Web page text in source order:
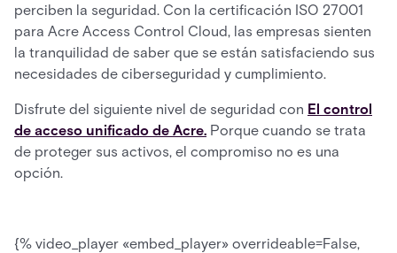
perciben la seguridad. Con la certificación ISO 27001
para Acre Access Control Cloud, las empresas sienten
la tranquilidad de saber que se están satisfaciendo sus
necesidades de ciberseguridad y cumplimiento.
Disfrute del siguiente nivel de seguridad con El control
de acceso unificado de Acre. Porque cuando se trata
de proteger sus activos, el compromiso no es una
opción.
{% video_player «embed_player» overrideable=False,